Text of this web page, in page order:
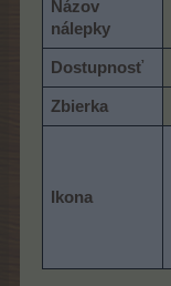
Názov
nálepky
Dostupnosť
Zbierka
Ikona